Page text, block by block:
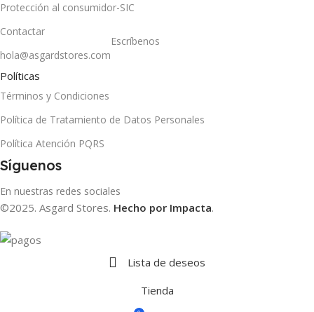
Protección al consumidor-SIC
Contactar
hola@asgardstores.com
Escríbenos
Políticas
Términos y Condiciones
Política de Tratamiento de Datos Personales
Política Atención PQRS
Síguenos
En nuestras redes sociales
©2025. Asgard Stores. Hecho por Impacta.
Lista de deseos
Tienda